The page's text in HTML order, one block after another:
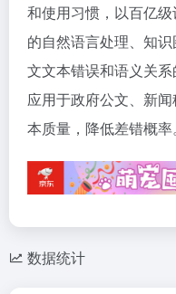
和使用习惯，以百亿
的自然语言处理、知
文文本错误和语义关
应用于政府公文、新
本质量，降低差错概率。
数据统计